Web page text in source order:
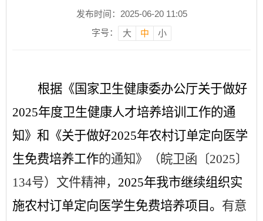
发布时间：2025-06-20 11:05
字号：
大 中 小
根据《国家卫生健康委办公厅关于做好
2025年度卫生健康人才培养培训工作的通
知》 和 《关于做好2025年农村订单定向医学
生免费培养工作的通知》（皖卫函〔2025〕
134号） 文件精神， 2025年我市继续组织实
施农村订单定向医学生免费培养项目。 有意